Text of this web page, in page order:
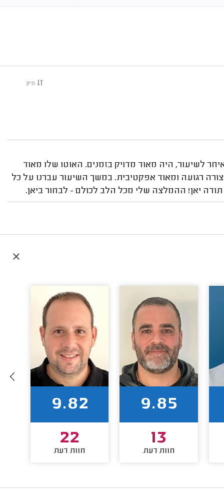
מיון
לשיעור, היה מאוד מדויק בזמנים. האוטו שלו מאוד
רגועה ומאוד אפקטיבית. במשך השיעור עברנו על כל
יאן! ההמלצה שלי מכל הלב לכולם - לבחור ביאן.
9.85
13
חוות דעת
9.82
22
חוות דעת